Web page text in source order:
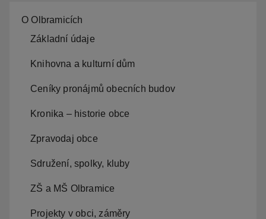
O Olbramicích
Základní údaje
Knihovna a kulturní dům
Ceníky pronájmů obecních budov
Kronika – historie obce
Zpravodaj obce
Sdružení, spolky, kluby
ZŠ a MŠ Olbramice
Projekty v obci, záměry